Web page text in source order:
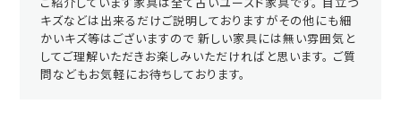
キズなどは出来るだけご説明しておりますがその他にも細
かいキズ等はございますので 新しい家具には無い雰囲気と
してご理解いただきお楽しみいただければと思います。 ご質
問などもお気軽にお待ちしております。